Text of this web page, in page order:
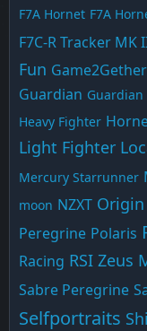
F7A Hornet F7A
F7C-R Tracker MK
Fun Game2Gether
Guardian Guardian
Heavy Fighter
Light Fighter
Mercury Starrunner
moon NZXT Origin
Peregrine Polaris
Racing RSI Zeus
Sabre Peregrine
Selfportraits